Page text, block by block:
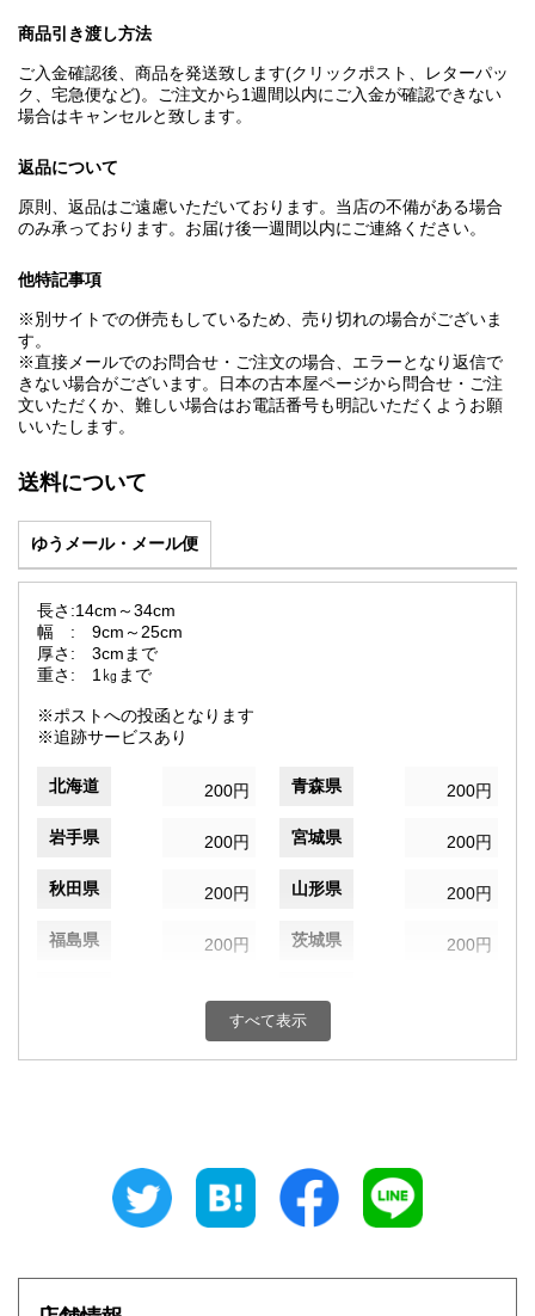
商品引き渡し方法
ご入金確認後、商品を発送致します(クリックポスト、レターパッ
ク、宅急便など)。ご注文から1週間以内にご入金が確認できない
場合はキャンセルと致します。
返品について
原則、返品はご遠慮いただいております。当店の不備がある場合
のみ承っております。お届け後一週間以内にご連絡ください。
他特記事項
※別サイトでの併売もしているため、売り切れの場合がございま
す。
※直接メールでのお問合せ・ご注文の場合、エラーとなり返信で
きない場合がございます。日本の古本屋ページから問合せ・ご注
文いただくか、難しい場合はお電話番号も明記いただくようお願
いいたします。
送料について
ゆうメール・メール便
長さ:14cm～34cm
幅 : 9cm～25cm
厚さ: 3cmまで
重さ: 1㎏まで
※ポストへの投函となります
※追跡サービスあり
北海道 200円 青森県 200円
岩手県 200円 宮城県 200円
秋田県 200円 山形県 200円
福島県 200円 茨城県 200円
200円 千葉県
200円 福井県
すべて表示